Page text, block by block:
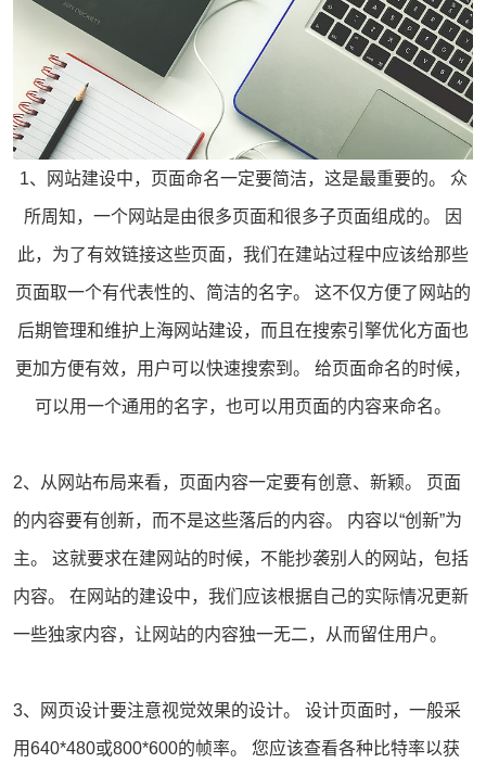
1、网站建设中，页面命名一定要简洁，这是最重要的。 众
所周知，一个网站是由很多页面和很多子页面组成的。 因
此，为了有效链接这些页面，我们在建站过程中应该给那些
页面取一个有代表性的、简洁的名字。 这不仅方便了网站的
后期管理和维护 上海网站建设，而且在搜索引擎优化方面也
更加方便有效，用户可以快速搜索到。 给页面命名的时候，
可以用一个通用的名字，也可以用页面的内容来命名。
2、从网站布局来看，页面内容一定要有创意、新颖。 页面
的内容要有创新，而不是这些落后的内容。 内容以“创新”为
主。 这就要求在建网站的时候，不能抄袭别人的网站，包括
内容。 在网站的建设中，我们应该根据自己的实际情况更新
一些独家内容，让网站的内容独一无二，从而留住用户。
3、 网页设计要注意视觉效果的设计。 设计页面时，一般采
用640*480或800*600的帧率。 您应该查看各种比特率以获